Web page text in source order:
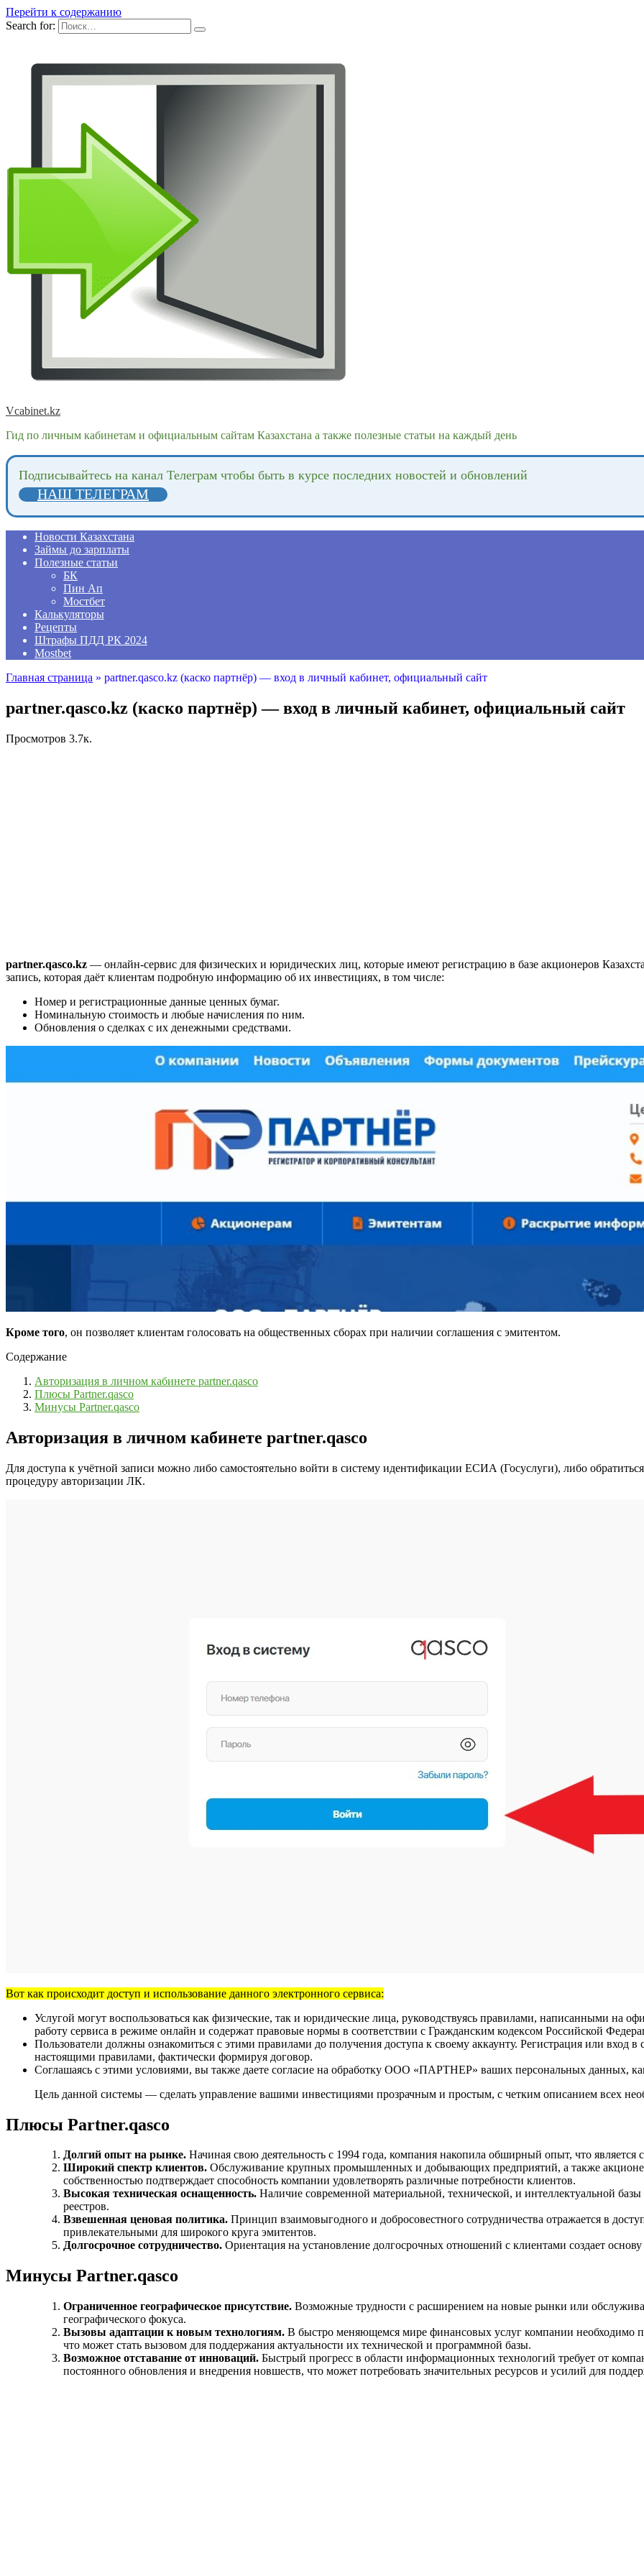
Перейти к содержанию
Search for:
Vcabinet.kz
Гид по личным кабинетам и официальным сайтам Казахстана а также полезные статьи на каждый день
Подпиcывайтесь на канал Телеграм чтобы быть в курсе последних новостей и обновлений
НАШ ТЕЛЕГРАМ
Новости Казахстана
Займы до зарплаты
Полезные статьи
БК
Пин Ап
Мостбет
Калькуляторы
Рецепты
Штрафы ПДД РК 2024
Mostbet
Главная страница » partner.qasco.kz (каско партнёр) — вход в личный кабинет, официальный сайт
partner.qasco.kz (каско партнёр) — вход в личный кабинет, официальный сайт
Просмотров 3.7к.
partner.qasco.kz — онлайн-сервис для физических и юридических лиц, которые имеют регистрацию в базе акционеров
запись, которая даёт клиентам подробную информацию об их инвестициях, в том числе:
Номер и регистрационные данные ценных бумаг.
Номинальную стоимость и любые начисления по ним.
Обновления о сделках с их денежными средствами.
Кроме того, он позволяет клиентам голосовать на общественных сборах при наличии соглашения с эмитентом.
Содержание
Авторизация в личном кабинете partner.qasco
Плюсы Partner.qasco
Минусы Partner.qasco
Авторизация в личном кабинете partner.qasco
Для доступа к учётной записи можно либо самостоятельно войти в систему идентификации ЕСИА (Госуслуги), либо
процедуру авторизации ЛК.
Вот как происходит доступ и использование данного электронного сервиса:
Услугой могут воспользоваться как физические, так и юридические лица, руководствуясь правилами, написанными
работу сервиса в режиме онлайн и содержат правовые нормы в соответствии с Гражданским кодексом Российской
Пользователи должны ознакомиться с этими правилами до получения доступа к своему аккаунту. Регистрация или вход в
настоящими правилами, фактически формируя договор.
Соглашаясь с этими условиями, вы также даете согласие на обработку ООО «ПАРТНЕР» ваших персональных данных,
Цель данной системы — сделать управление вашими инвестициями прозрачным и простым, с четким описанием всех
Плюсы Partner.qasco
Долгий опыт на рынке. Начиная свою деятельность с 1994 года, компания накопила обширный опыт, что является
Широкий спектр клиентов. Обслуживание крупных промышленных и добывающих предприятий, а также
собственностью подтверждает способность компании удовлетворять различные потребности клиентов.
Высокая техническая оснащенность. Наличие современной материальной, технической, и интеллектуальной базы
реестров.
Взвешенная ценовая политика. Принцип взаимовыгодного и добросовестного сотрудничества отражается в
привлекательными для широкого круга эмитентов.
Долгосрочное сотрудничество. Ориентация на установление долгосрочных отношений с клиентами создает
Минусы Partner.qasco
Ограниченное географическое присутствие. Возможные трудности с расширением на новые рынки или
географического фокуса.
Вызовы адаптации к новым технологиям. В быстро меняющемся мире финансовых услуг компании необходимо
что может стать вызовом для поддержания актуальности их технической и программной базы.
Возможное отставание от инноваций. Быстрый прогресс в области информационных технологий требует от
постоянного обновления и внедрения новшеств, что может потребовать значительных ресурсов и усилий для